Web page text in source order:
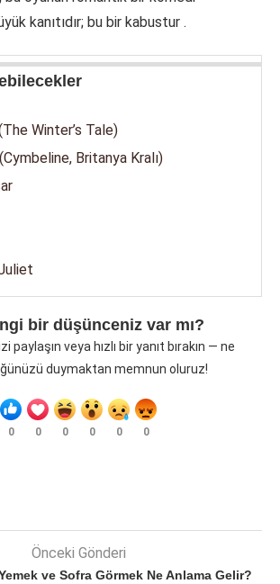
kanıtıdır; bu bir kabustur .
Winter’s Tale)
Britanya Kralı)
bir düşünceniz var mı?
paylaşın veya hızlı bir yanıt bırakın — ne
duymaktan memnun oluruz!
0 0 0 0 0 0
Önceki Gönderi
ve Sofra Görmek Ne Anlama Gelir?